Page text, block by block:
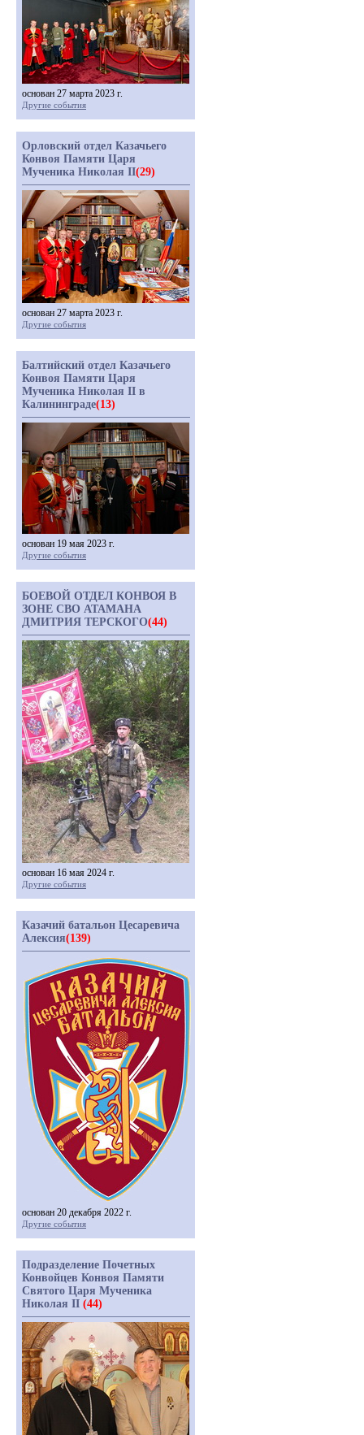
основан 27 марта 2023 г.
Другие события
Орловский отдел Казачьего
Конвоя Памяти Царя
Мученика Николая II(29)
основан 27 марта 2023 г.
Другие события
Балтийский отдел Казачьего
Конвоя Памяти Царя
Мученика Николая II в
Калининграде(13)
основан 19 мая 2023 г.
Другие события
БОЕВОЙ ОТДЕЛ КОНВОЯ В
ЗОНЕ СВО АТАМАНА
ДМИТРИЯ ТЕРСКОГО(44)
основан 16 мая 2024 г.
Другие события
Казачий батальон Цесаревича
Алексия(139)
основан 20 декабря 2022 г.
Другие события
Подразделение Почетных
Конвойцев Конвоя Памяти
Святого Царя Мученика
Николая II (44)